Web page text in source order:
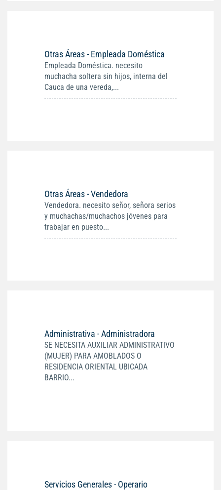
Otras Áreas - Empleada Doméstica
Empleada Doméstica. necesito
muchacha soltera sin hijos, interna del
Cauca de una vereda,...
Otras Áreas - Vendedora
Vendedora. necesito señor, señora serios
y muchachas/muchachos jóvenes para
trabajar en puesto...
Administrativa - Administradora
SE NECESITA AUXILIAR ADMINISTRATIVO
(MUJER) PARA AMOBLADOS O
RESIDENCIA ORIENTAL UBICADA
BARRIO...
Servicios Generales - Operario